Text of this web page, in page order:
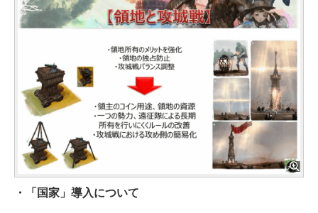
・「国家」導入について